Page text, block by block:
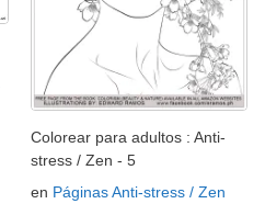
Colorear para adultos : Anti-
stress / Zen - 5
en Páginas Anti-stress / Zen